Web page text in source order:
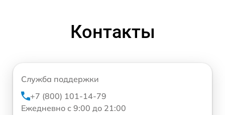
Контакты
Служба поддержки
+7 (800) 101-14-79
Ежедневно с 9:00 до 21:00